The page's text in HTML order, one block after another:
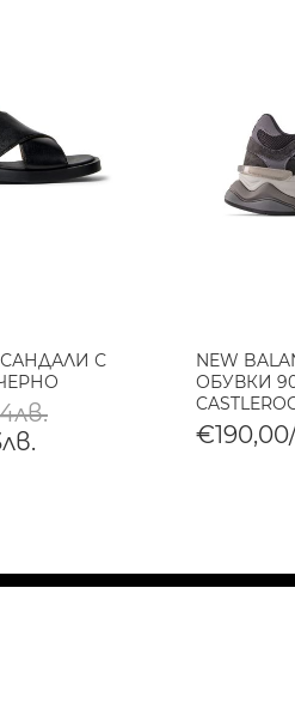
САНДАЛИ С
NEW
ОБУВКИ
€190,00/